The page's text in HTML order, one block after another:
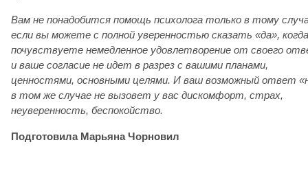
Вам не понадобится помощь психолога только в тому
если вы можете с полной уверенностью сказать «да»,
почувствуете немедленное удовлетворение от своего
и ваше согласие не идет в разрез с вашими планами,
ценностями, основными целями. И ваш возможный ответ
в том же случае не вызовет у вас дискомфорт, страх,
неуверенность, беспокойство.
Подготовила Марьяна Чорновил